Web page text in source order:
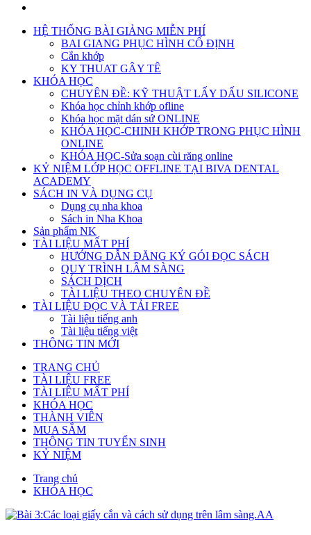
HỆ THỐNG BÀI GIẢNG MIỄN PHÍ
BAI GIANG PHỤC HÌNH CỐ ĐỊNH
Cắn khớp
KY THUAT GÂY TÊ
KHÓA HỌC
CHUYÊN ĐỀ: KỸ THUẬT LẤY DẤU SILICONE
Khóa học chỉnh khớp ofline
Khóa học mặt dán sứ ONLINE
KHÓA HỌC-CHINH KHỚP TRONG PHỤC HÌNH
ONLINE
KHÓA HỌC-Sửa soạn cùi răng online
KỶ NIỆM LỚP HỌC OFFLINE TẠI BIVA DENTAL
ACADEMY
SÁCH IN VÀ DỤNG CỤ
Dụng cụ nha khoa
Sách in Nha Khoa
Sản phẩm NK
TÀI LIỆU MẤT PHÍ
HƯỚNG DẪN ĐĂNG KÝ GÓI ĐỌC SÁCH
QUY TRÌNH LÂM SÀNG
SÁCH DỊCH
TÀI LIỆU THEO CHUYÊN ĐỀ
TÀI LIỆU ĐỌC VÀ TẢI FREE
Tài liệu tiếng anh
Tài liệu tiếng việt
THÔNG TIN MỚI
TRANG CHỦ
TÀI LIỆU FREE
TÀI LIỆU MẤT PHÍ
KHÓA HỌC
THÀNH VIÊN
MUA SẮM
THÔNG TIN TUYỂN SINH
KỶ NIỆM
Trang chủ
KHÓA HỌC